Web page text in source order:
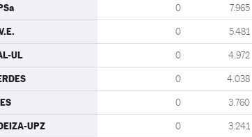
0 7.965
0 5.481
UL 0 4.972
0 4.038
0 3.760
UPZ 0 3.241